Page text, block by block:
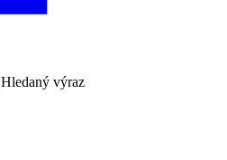
Hledaný výraz